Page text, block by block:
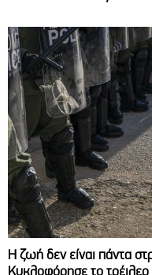
Η ζωή δεν είναι πάντα
Κυκλοφόρησε το τρέιλερ